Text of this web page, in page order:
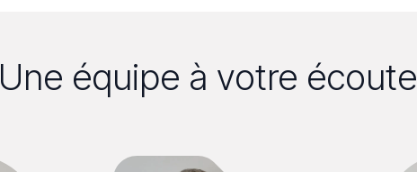
Une équipe à votre écoute